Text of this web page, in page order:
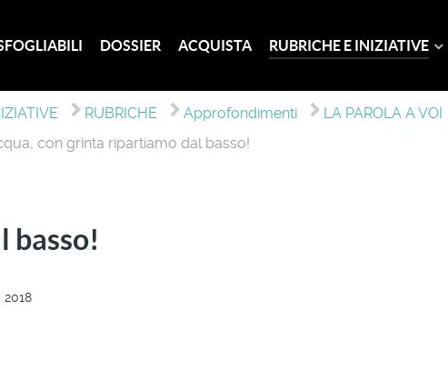
DOSSIER ACQUISTA RUBRICHE E INIZIATIVE
RUBRICHE Approfondimenti
LA PAROLA A VOI
con grinta ripartiamo dal basso!
basso!
2018